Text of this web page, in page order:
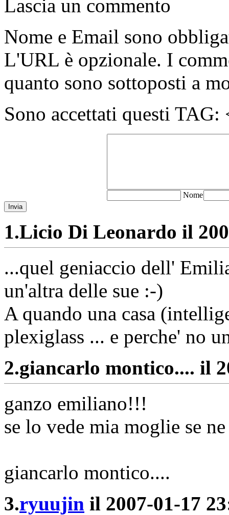
Lascia un commento
Nome e Email sono
L'URL è opzionale. I
quanto sono sottoposti a
Sono accettati questi
Nome
Invia
1.Licio Di Leonardo il
...quel geniaccio dell'
un'altra delle sue :-)
A quando una casa
plexiglass ... e perche' no
2.giancarlo montico.... il
ganzo emiliano!!!
se lo vede mia moglie se
giancarlo montico....
3.ryuujin il 2007-01-17